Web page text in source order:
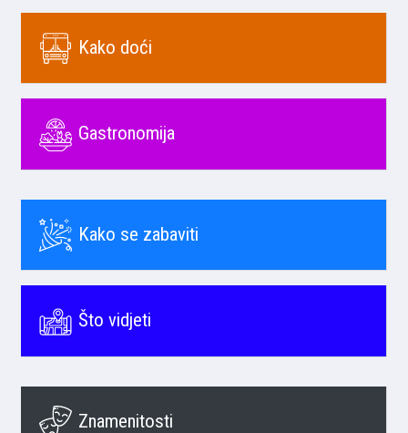
Kako doći
Gastronomija
Kako se zabaviti
Što vidjeti
Znamenitosti